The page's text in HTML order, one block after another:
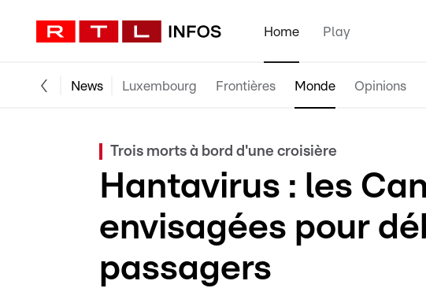
Home Play
News Luxembourg Frontières Monde Opinions
Trois morts à bord d'une croisière
Hantavirus : les
envisagées pour
passagers